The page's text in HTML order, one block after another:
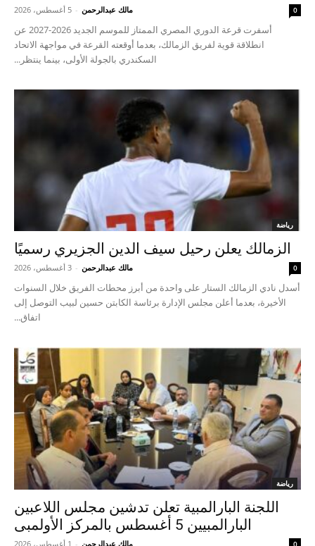
مالك عبدالرحمن - 5 أغسطس، 2026 0
أسفرت قرعة الدوري المصري الممتاز للموسم الجديد 2026-2027 عن
انطلاقة قوية لفريق الزمالك، بعدما أوقعته القرعة في مواجهة الاتحاد
السكندري بالجولة الأولى، بينما ينتظر...
رياضة
الزمالك يعلن رحيل سيف الدين الجزيري رسميًا
مالك عبدالرحمن - 3 أغسطس، 2026 0
أسدل نادي الزمالك الستار على واحدة من أبرز محطات الفريق خلال السنوات
الأخيرة، بعدما أعلن مجلس الإدارة برئاسة الكابتن حسين لبيب التوصل إلى
اتفاق...
رياضة
اللجنة البارالمبية تعلن تدشين مجلس اللاعبين
البارالمبيين 5 أغسطس بالمركز الأولمبى
مالك عبدالرحمن - 1 أغسطس، 2026 0